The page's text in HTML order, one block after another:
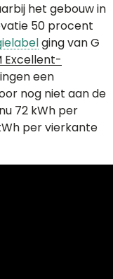
het gebouw in
50 procent
ging van G
Excellent-
een
nog niet aan de
72 kWh per
per vierkante